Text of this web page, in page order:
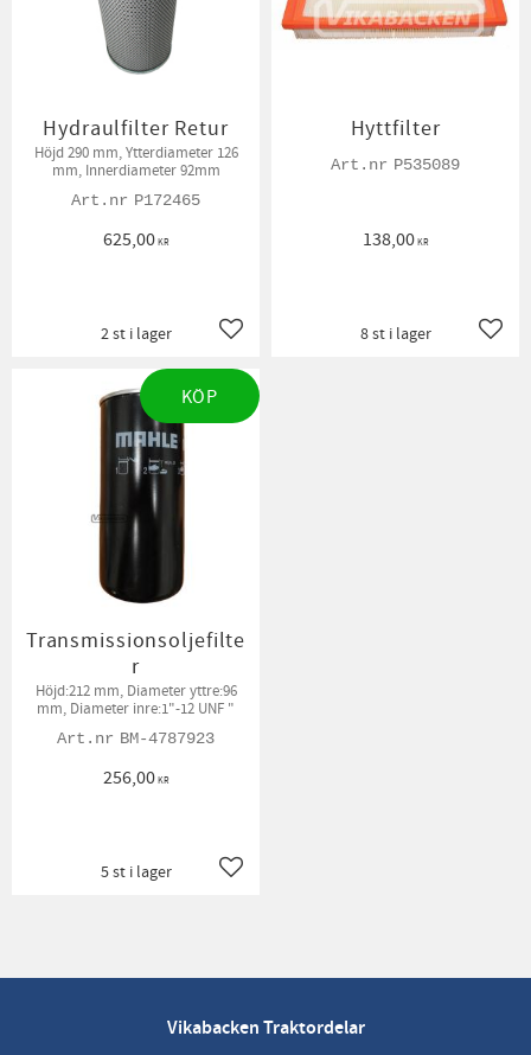
Hydraulfilter Retur
Höjd 290 mm, Ytterdiameter 126
mm, Innerdiameter 92mm
P172465
625,00KR
Lägg till i favoriter
2 st i lager
Hyttfilter
P535089
138,00KR
8 st i lager
Transmissionsoljefilte
r
Höjd:212 mm, Diameter yttre:96
mm, Diameter inre:1"-12 UNF "
BM-4787923
256,00KR
Lägg till i favoriter
5 st i lager
KÖP
Vikabacken Traktordelar